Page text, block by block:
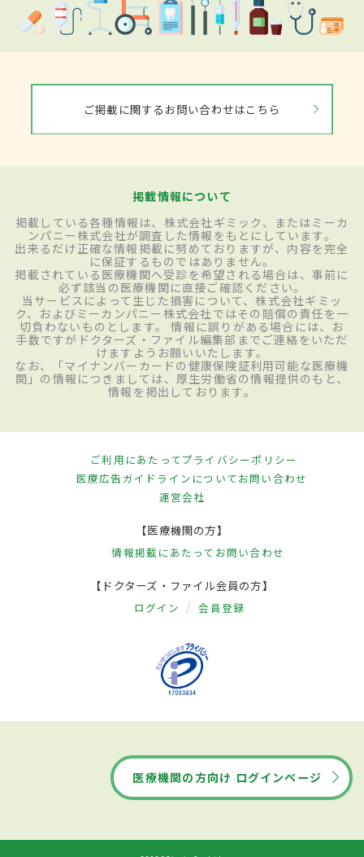
ご掲載に関するお問い合わせはこちら
掲載情報について
掲載している各種情報は、株式会社ギミック、またはミーカ
ンパニー株式会社が調査した情報をもとにしています。
出来るだけ正確な情報掲載に努めておりますが、内容を完全
に保証するものではありません。
掲載されている医療機関へ受診を希望される場合は、事前に
必ず該当の医療機関に直接ご確認ください。
当サービスによって生じた損害について、株式会社ギミッ
ク、およびミーカンパニー株式会社ではその賠償の責任を一
切負わないものとします。 情報に誤りがある場合には、お
手数ですがドクターズ・ファイル編集部までご連絡をいただ
けますようお願いいたします。
なお、「マイナンバーカードの健康保険証利用可能な医療機
関」の情報につきましては、厚生労働省の情報提供のもと、
情報を掲出しております。
ご利用にあたってプライバシーポリシー
医療広告ガイドラインについてお問い合わせ
運営会社
【医療機関の方】
情報掲載にあたって お問い合わせ
【ドクターズ・ファイル会員の方】
ログイン 会員登録
医療機関の方向け ログインページ